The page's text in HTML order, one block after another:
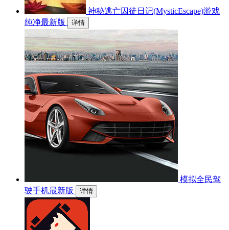
神秘逃亡囚徒日记(MysticEscape)游戏
纯净最新版
详情
模拟全民驾
驶手机最新版
详情